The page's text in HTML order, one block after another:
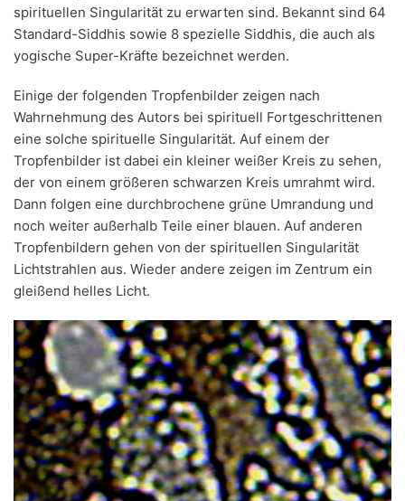
spirituellen Singularität zu erwarten sind. Bekannt sind 64
Standard-Siddhis sowie 8 spezielle Siddhis, die auch als
yogische Super-Kräfte bezeichnet werden.
Einige der folgenden Tropfenbilder zeigen nach
Wahrnehmung des Autors bei spirituell Fortgeschrittenen
eine solche spirituelle Singularität. Auf einem der
Tropfenbilder ist dabei ein kleiner weißer Kreis zu sehen,
der von einem größeren schwarzen Kreis umrahmt wird.
Dann folgen eine durchbrochene grüne Umrandung und
noch weiter außerhalb Teile einer blauen. Auf anderen
Tropfenbildern gehen von der spirituellen Singularität
Lichtstrahlen aus. Wieder andere zeigen im Zentrum ein
gleißend helles Licht.